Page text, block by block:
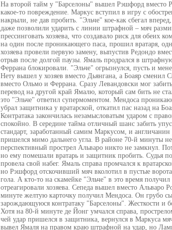
На второй тайм у "Барселоны" вышел Рэшфорд вместо
какое-то повреждение. Маркус вступил в игру с
накрыли, не дав пробить. "Эльче" кое-как сбегал
даже позволили ударить с линии штрафной – мяч
прессинговать хозяева, что создавало риск для
на один после проникающего паса, прошил вратаря,
хозяева провели первую замену, выпустив Редондо
отрыв после долгой паузы. Ямаль продрался в
Феррана блокировали. "Эльче" огрызнулся, пусть и
Нету вышел у хозяев вместо Дьянгана, а Боаяр сменил
вместо Ольмо и Феррана. Сразу Левандовски мог
перевод на другой край Ямалю, который сам бить не
это "Эльче" ответил супермоментом. Мендоса
убрал защитника у вратарской, откатил пас назад на
Контратака закончилась незамысловатым ударом с
спокойно. В середине тайма отличный шанс забить
стандарт, заработанный самим Маркусом, и
пришелся мимо дальнего угла. В районе 70-й минуты
перспективный прострел Альваро никто не замкнул.
но ему помешали вратарь и защитник пробить. Судья
провела свой набег. Ямаль справа промчался к
но Рэшфорд отскочивший мяч вколотил в пустые
гола. А кто-то на скамейке "Эльче" в это время
отреагировали хозяева. Сепеда вышел вместо Альваро
минуте желтую карточку получил Мендоса. Он грубо
зарождающуюся контратаку "Барселоны". Жесткости и
Хотя на 80-й минуте де Йонг умчался справа,
чей удар пришелся в защитника, вернулся в Маркуса
вывел Ямаля на правом краю штрафной на удар, но